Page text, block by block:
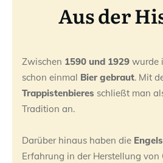
Aus der
Zwischen 1590 und 1929 wurde
schon einmal Bier gebraut. Mit
Trappistenbieres schließt man
Tradition an.
Darüber hinaus haben die
Erfahrung in der Herstellung von